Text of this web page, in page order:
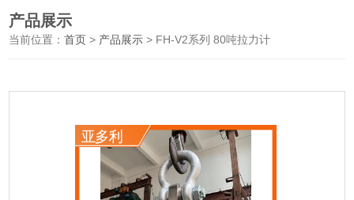
产品展示
当前位置：首页 > 产品展示 > FH-V2系列 80吨拉力计